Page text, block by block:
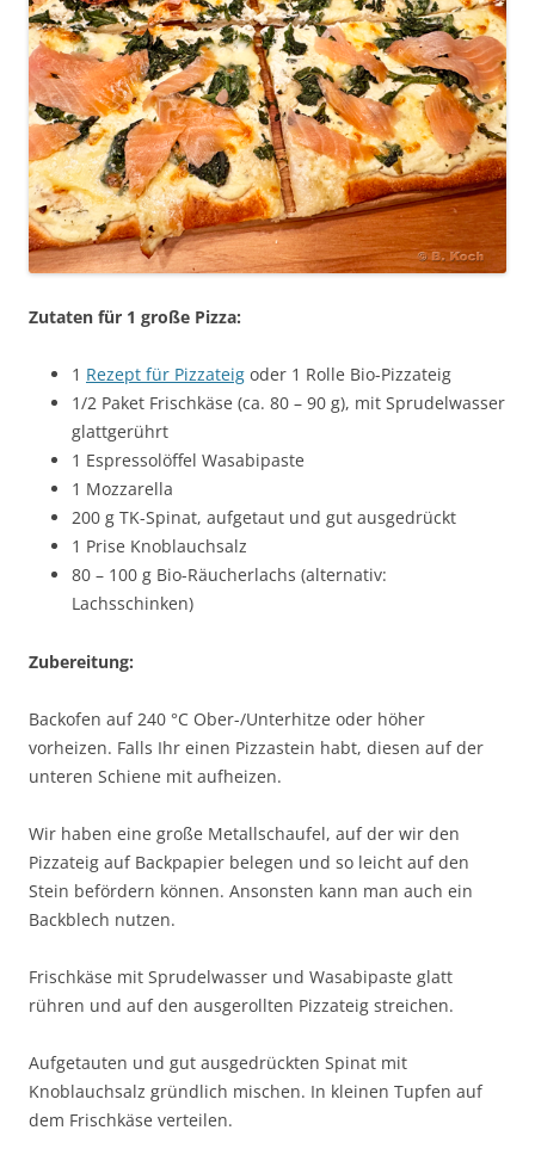
Zutaten für 1 große Pizza:
1 Rezept für Pizzateig oder 1 Rolle Bio-Pizzateig
1/2 Paket Frischkäse (ca. 80 – 90 g), mit Sprudelwasser
glattgerührt
1 Espressolöffel Wasabipaste
1 Mozzarella
200 g TK-Spinat, aufgetaut und gut ausgedrückt
1 Prise Knoblauchsalz
80 – 100 g Bio-Räucherlachs (alternativ:
Lachsschinken)
Zubereitung:
Backofen auf 240 °C Ober-/Unterhitze oder höher
vorheizen. Falls Ihr einen Pizzastein habt, diesen auf der
unteren Schiene mit aufheizen.
Wir haben eine große Metallschaufel, auf der wir den
Pizzateig auf Backpapier belegen und so leicht auf den
Stein befördern können. Ansonsten kann man auch ein
Backblech nutzen.
Frischkäse mit Sprudelwasser und Wasabipaste glatt
rühren und auf den ausgerollten Pizzateig streichen.
Aufgetauten und gut ausgedrückten Spinat mit
Knoblauchsalz gründlich mischen. In kleinen Tupfen auf
dem Frischkäse verteilen.